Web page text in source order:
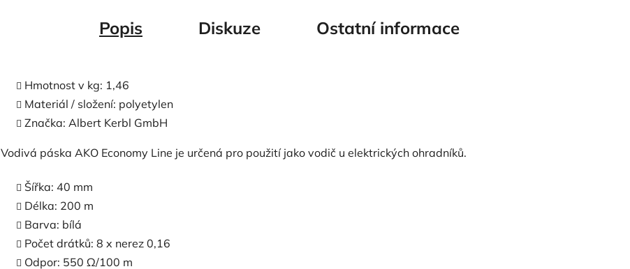
Popis Diskuze Ostatní informace
Hmotnost v kg: 1,46
Materiál / složení: polyetylen
Značka: Albert Kerbl GmbH
Vodivá páska AKO Economy Line je určená pro použití jako vodič u elektrických ohradníků.
Šířka: 40 mm
Délka: 200 m
Barva: bílá
Počet drátků: 8 x nerez 0,16
Odpor: 550 Ω/100 m